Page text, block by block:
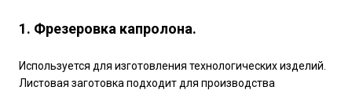
1. Фрезеровка капролона.
Используется для изготовления технологических изделий.
Листовая заготовка подходит для производства